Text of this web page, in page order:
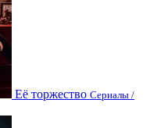
Её торжество Сериалы /